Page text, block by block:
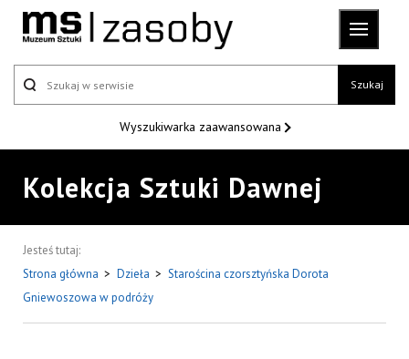
Szukaj
Wyszukiwarka zaawansowana
Kolekcja Sztuki Dawnej
Jesteś tutaj:
Strona główna > Dzieła > Starościna czorsztyńska Dorota
Gniewoszowa w podróży